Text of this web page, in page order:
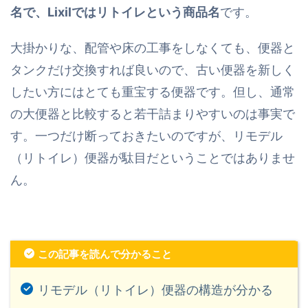
名で、Lixilではリトイレという商品名です。
大掛かりな、配管や床の工事をしなくても、便器と
タンクだけ交換すれば良いので、古い便器を新しく
したい方にはとても重宝する便器です。但し、通常
の大便器と比較すると若干詰まりやすいのは事実で
す。一つだけ断っておきたいのですが、リモデル
（リトイレ）便器が駄目だということではありませ
ん。
この記事を読んで分かること
リモデル（リトイレ）便器の構造が分かる